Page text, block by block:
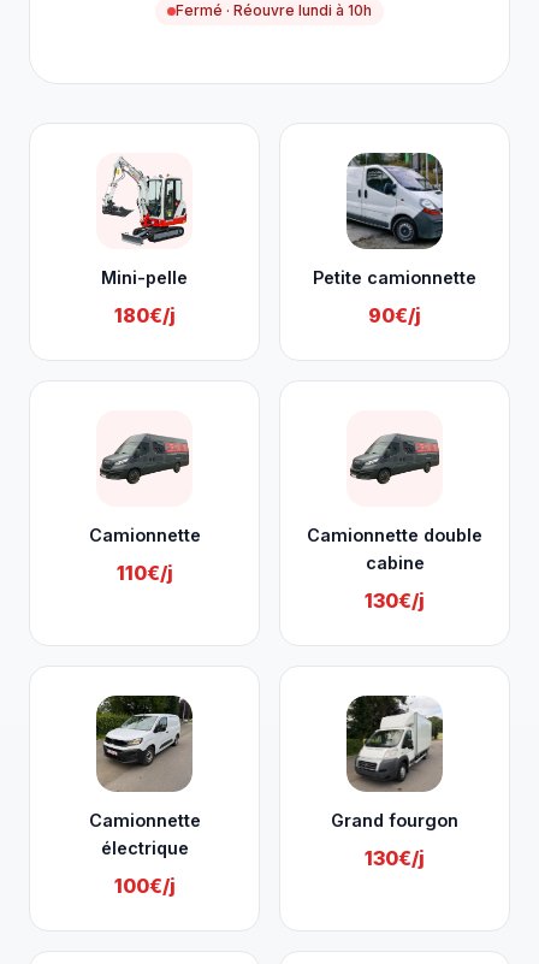
Fermé · Réouvre lundi à 10h
Mini-pelle
180€/j
Petite camionnette
90€/j
Camionnette
110€/j
Camionnette double
cabine
130€/j
Camionnette
électrique
100€/j
Grand fourgon
130€/j